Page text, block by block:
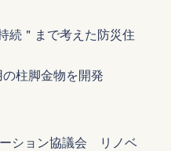
続＂まで考えた防災住
柱脚金物を開発
ション協議会 リノベ